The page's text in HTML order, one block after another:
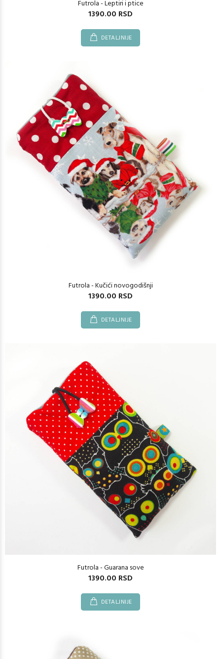
Futrola - Leptiri i ptice
1390.00 RSD
DETALJNIJE
Futrola - Kučići novogodišnji
1390.00 RSD
DETALJNIJE
Futrola - Guarana sove
1390.00 RSD
DETALJNIJE